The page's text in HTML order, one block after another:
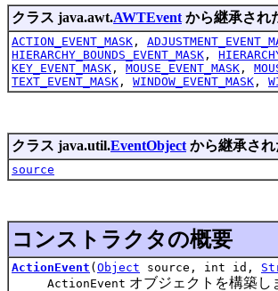
クラス java.awt.AWTEvent から継承され
ACTION_EVENT_MASK ,
HIERARCHY_BOUNDS_EVENT_MASK ,
KEY_EVENT_MASK , MOUSE_EVENT_MASK ,
TEXT_EVENT_MASK , WINDOW_EVENT_MASK ,
クラス java.util.EventObject から継承さ
source
コンストラクタの概要
ActionEvent ( Object source, int id,
ActionEvent オブジェクトを構築し